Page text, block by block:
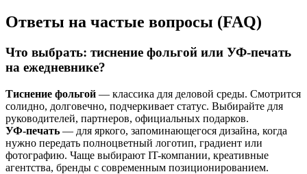
Ответы на частые вопросы (FAQ)
Что выбрать: тиснение фольгой или УФ-печать
на ежедневнике?
Тиснение фольгой — классика для деловой среды. Смотрится
солидно, долговечно, подчеркивает статус. Выбирайте для
руководителей, партнеров, официальных подарков.
УФ-печать — для яркого, запоминающегося дизайна, когда
нужно передать полноцветный логотип, градиент или
фотографию. Чаще выбирают IT-компании, креативные
агентства, бренды с современным позиционированием.